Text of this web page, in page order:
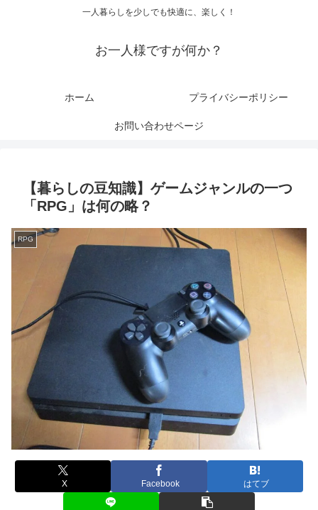
一人暮らしを少しでも快適に、楽しく！
お一人様ですが何か？
ホーム プライバシーポリシー
お問い合わせページ
【暮らしの豆知識】ゲームジャンルの一つ
「RPG」は何の略？
RPG
X Facebook はてブ